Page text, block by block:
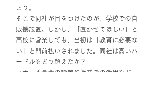
ょう。
そこで同社が目をつけたのが、学校での自
販機設置。しかし、「置かせてほしい」と
高校に営業しても、当初は「教育に必要な
い」と門前払いされました。同社は高いハ
ードルをどう超えたか？
マナー委員会の設置や授業での活用など